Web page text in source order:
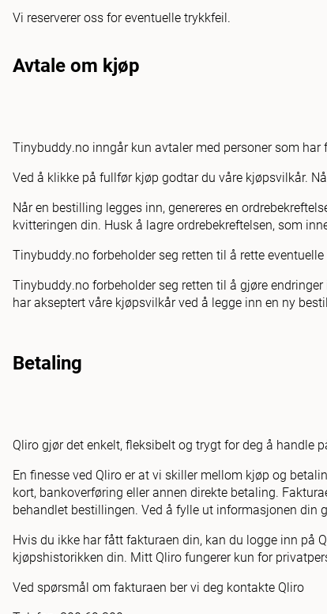
Vi reserverer oss for eventuelle trykkfeil.
Avtale om kjøp
Tinybuddy.no inngår kun avtaler med personer som har
Ved å klikke på fullfør kjøp godtar du våre kjøpsvilkår.
Når en bestilling legges inn, genereres en
kvitteringen din. Husk å lagre ordrebekreftelsen, som
Tinybuddy.no forbeholder seg retten til å rette
Tinybuddy.no forbeholder seg retten til å gjøre
har akseptert våre kjøpsvilkår ved å legge inn en ny
Betaling
Qliro gjør det enkelt, fleksibelt og trygt for deg å handle
En finesse ved Qliro er at vi skiller mellom kjøp og
kort, bankoverføring eller annen direkte betaling.
behandlet bestillingen. Ved å fylle ut informasjonen din
Hvis du ikke har fått fakturaen din, kan du logge inn på
kjøpshistorikken din. Mitt Qliro fungerer kun for
Ved spørsmål om fakturaen ber vi deg kontakte Qliro